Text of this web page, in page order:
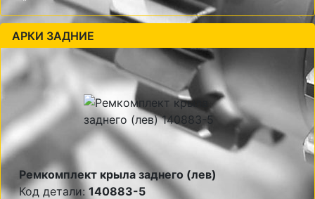
АРКИ ЗАДНИЕ
Ремкомплект крыла заднего (лев)
Код детали: 140883-5